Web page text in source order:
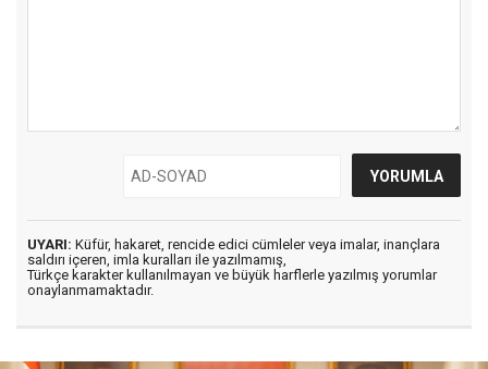
UYARI: Küfür, hakaret, rencide edici cümleler veya imalar, inançlara
saldırı içeren, imla kuralları ile yazılmamış,
Türkçe karakter kullanılmayan ve büyük harflerle yazılmış yorumlar
onaylanmamaktadır.